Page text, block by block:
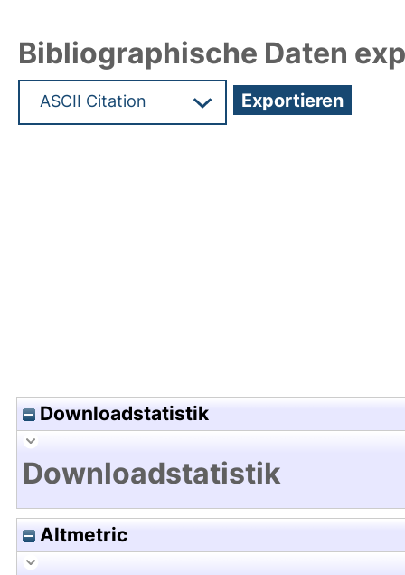
Bibliographische Daten
Downloadstatistik
Downloadstatistik
Altmetric